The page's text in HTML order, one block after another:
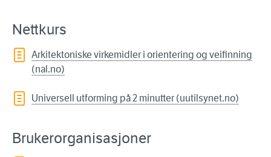
Nettkurs
Arkitektoniske virkemidler i orientering og veifinning
(nal.no)
Universell utforming på 2 minutter (uutilsynet.no)
Brukerorganisasjoner